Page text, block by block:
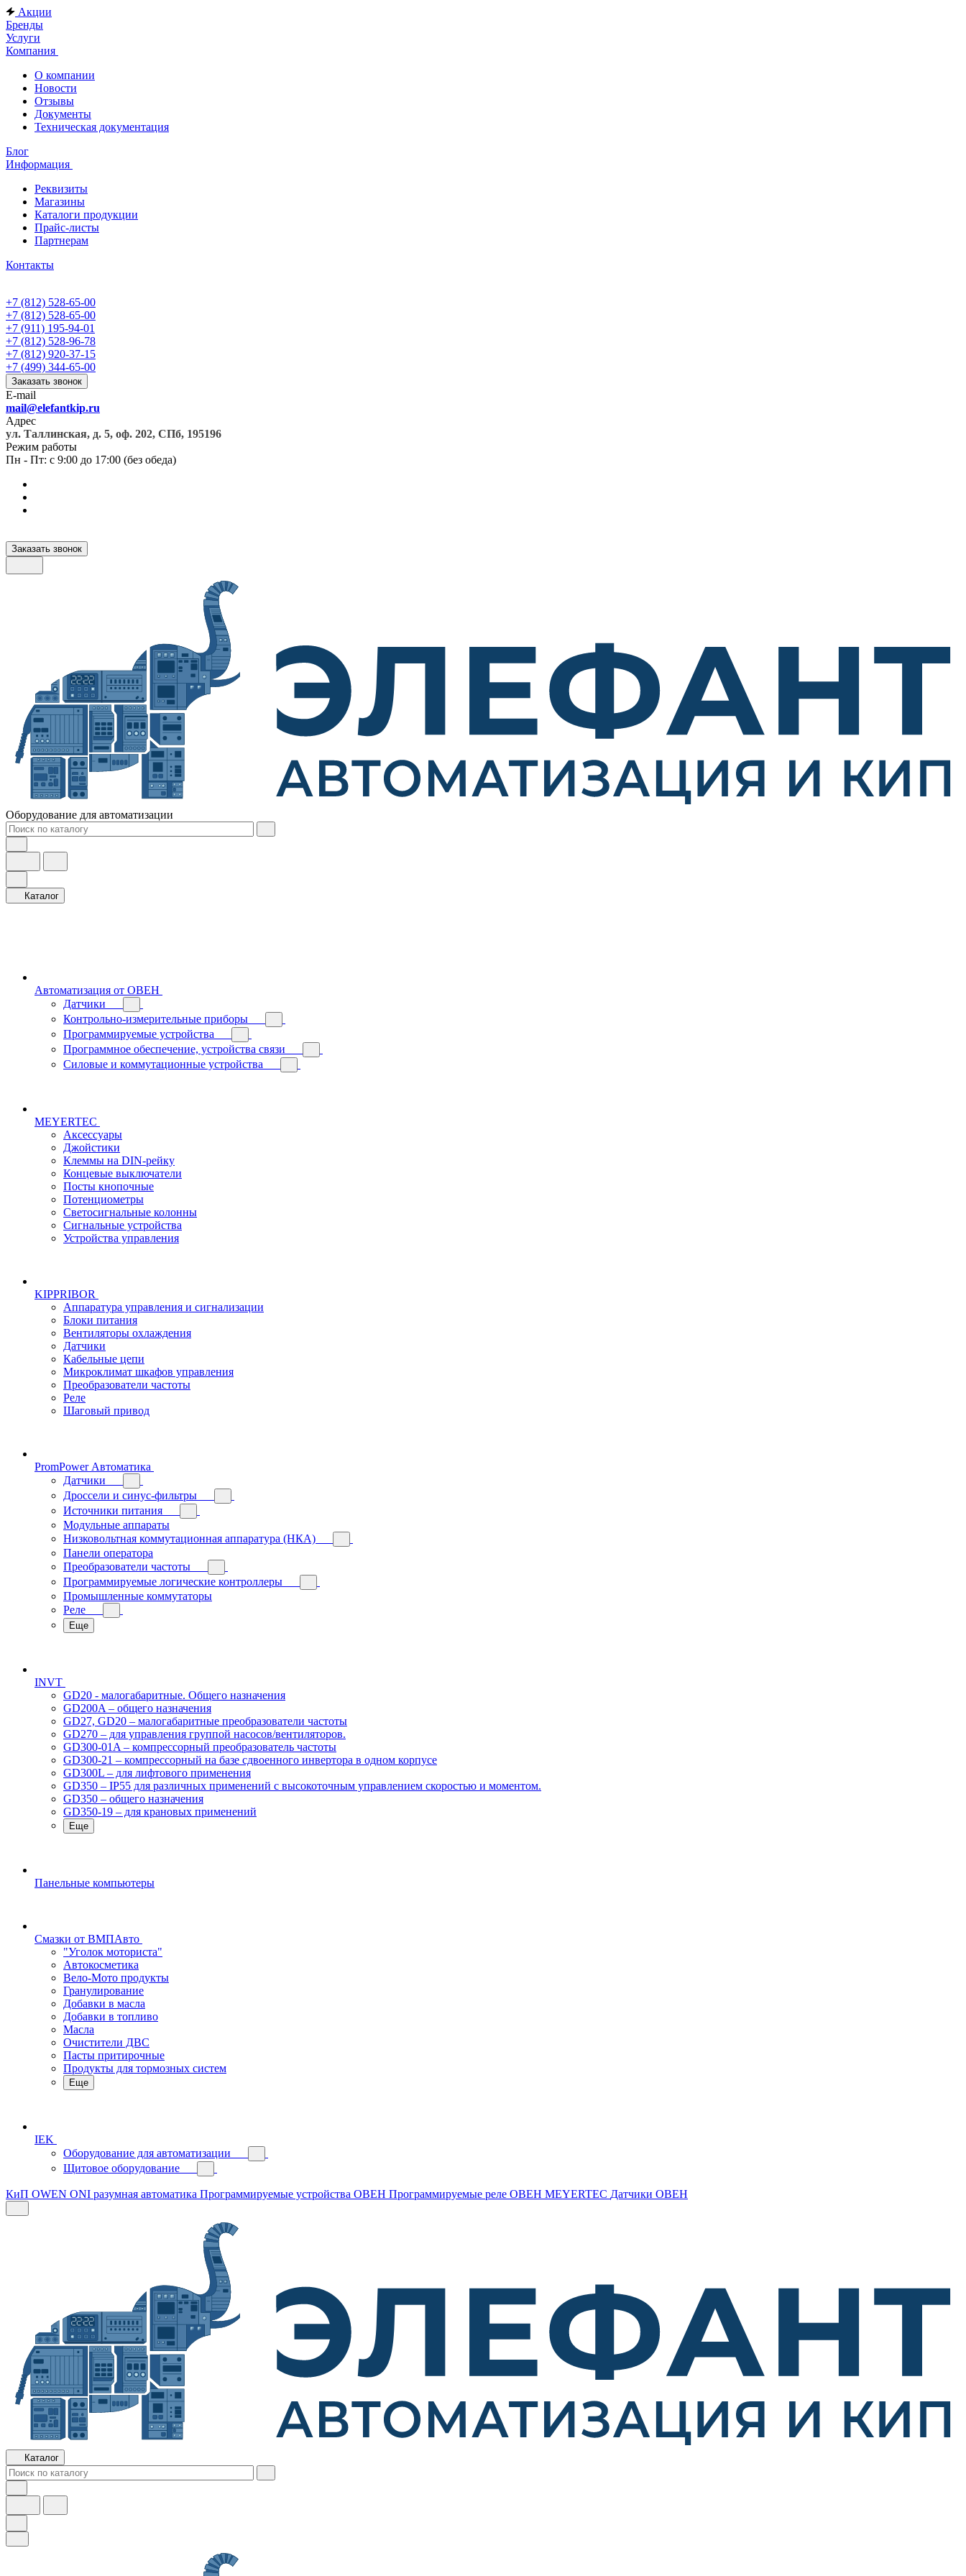
Акции
Бренды
Услуги
Компания
О компании
Новости
Отзывы
Документы
Техническая документация
Блог
Информация
Реквизиты
Магазины
Каталоги продукции
Прайс-листы
Партнерам
Контакты
+7 (812) 528-65-00
+7 (812) 528-65-00
+7 (911) 195-94-01
+7 (812) 528-96-78
+7 (812) 920-37-15
+7 (499) 344-65-00
Заказать звонок
E-mail
mail@elefantkip.ru
Адрес
ул. Таллинская, д. 5, оф. 202, СПб, 195196
Режим работы
Пн - Пт: с 9:00 до 17:00 (без обеда)
Заказать звонок
Оборудование для автоматизации
Каталог
Автоматизация от ОВЕН
Датчики
Контрольно-измерительные приборы
Программируемые устройства
Программное обеспечение, устройства связи
Силовые и коммутационные устройства
MEYERTEC
Аксессуары
Джойстики
Клеммы на DIN-рейку
Концевые выключатели
Посты кнопочные
Потенциометры
Светосигнальные колонны
Сигнальные устройства
Устройства управления
KIPPRIBOR
Аппаратура управления и сигнализации
Блоки питания
Вентиляторы охлаждения
Датчики
Кабельные цепи
Микроклимат шкафов управления
Преобразователи частоты
Реле
Шаговый привод
PromPower Автоматика
Датчики
Дроссели и синус-фильтры
Источники питания
Модульные аппараты
Низковольтная коммутационная аппаратура (НКА)
Панели оператора
Преобразователи частоты
Программируемые логические контроллеры
Промышленные коммутаторы
Реле
Еще
INVT
GD20 - малогабаритные. Общего назначения
GD200A – общего назначения
GD27, GD20 – малогабаритные преобразователи частоты
GD270 – для управления группой насосов/вентиляторов.
GD300-01A – компрессорный преобразователь частоты
GD300-21 – компрессорный на базе сдвоенного инвертора в одном корпусе
GD300L – для лифтового применения
GD350 – IP55 для различных применений с высокоточным управлением скоростью и моментом.
GD350 – общего назначения
GD350-19 – для крановых применений
Еще
Панельные компьютеры
Смазки от ВМПАвто
"Уголок моториста"
Автокосметика
Вело-Мото продукты
Гранулирование
Добавки в масла
Добавки в топливо
Масла
Очистители ДВС
Пасты притирочные
Продукты для тормозных систем
Еще
IEK
Оборудование для автоматизации
Щитовое оборудование
КиП OWEN ONI разумная автоматика Программируемые устройства ОВЕН Программируемые реле ОВЕН MEYERTEC Датчики ОВЕН
Каталог